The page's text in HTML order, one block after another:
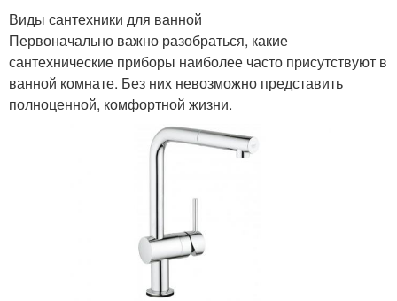
Виды сантехники для ванной
Первоначально важно разобраться, какие
сантехнические приборы наиболее часто присутствуют в
ванной комнате. Без них невозможно представить
полноценной, комфортной жизни.